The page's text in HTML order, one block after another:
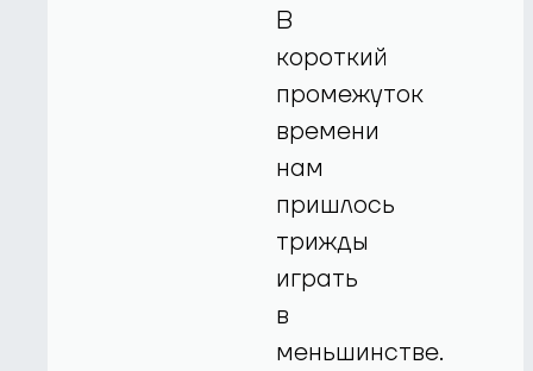
В
короткий
промежуток
времени
нам
пришлось
трижды
играть
в
меньшинстве.